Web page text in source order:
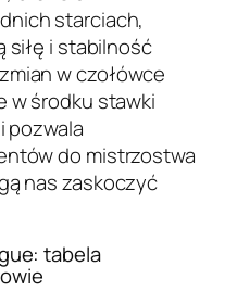
starciach,
siłę i stabilność
w czołówce
w środku stawki
pozwala
do mistrzostwa
nas zaskoczyć
tabela